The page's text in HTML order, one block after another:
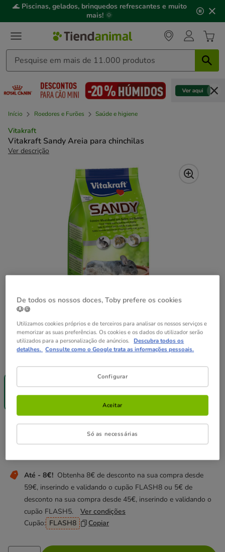
3,
mensagem,
🌊 Piscinas, gelados, brinquedos refrescantes e muito
mais! 🌞
Início Roedores e Furões Saúde e higiene
Vitakraft
Vitakraft Sandy Areia para chinchilas
Ver descrição
Até - 8€! Obtenha 8€ de desconto na sua compra desde
59€, inserindo e validando o cupão FLASH8 ou 5€ de
desconto na sua compra desde 45€, inserindo e validando o
cupão FLASH5.
Ver condições
Cupão: FLASH8 Copiar
Preço 6.19€, 6.19 EUR por kg
6.19€
De todos os nossos doces, Toby prefere os cookies
🐶🍪
Utilizamos cookies próprios e de terceiros para analisar os nossos serviços e
memorizar as suas preferências. Os cookies e os dados do utilizador serão
utilizados para a personalização de anúncios. Descubra todos os
detalhes. Consulte como o Google trata as informações pessoais.
Configurar
Só as necessárias
Aceitar